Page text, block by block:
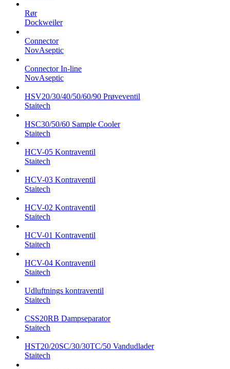
Rør
Dockweiler
Connector
NovAseptic
Connector In-line
NovAseptic
HSV20/30/40/50/60/90 Prøveventil
Staitech
HSC30/50/60 Sample Cooler
Staitech
HCV-05 Kontraventil
Staitech
HCV-03 Kontraventil
Staitech
HCV-02 Kontraventil
Staitech
HCV-01 Kontraventil
Staitech
HCV-04 Kontraventil
Staitech
Udluftnings kontraventil
Staitech
CSS20RB Dampseparator
Staitech
HST20/20SC/30/30TC/50 Vandudlader
Staitech